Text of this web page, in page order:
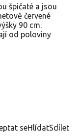
špičaté a jsou
červené
90 cm.
od poloviny
seHlídatSdílet